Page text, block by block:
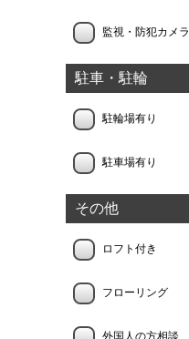
監視・防犯カメラ
駐車・駐輪
駐輪場有り
駐車場有り
その他
ロフト付き
フローリング
外国人の方相談